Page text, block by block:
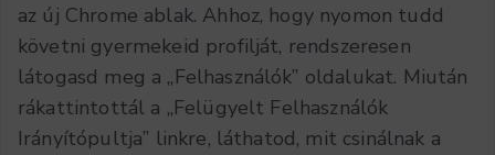
az új Chrome ablak. Ahhoz, hogy nyomon tudd
követni gyermekeid profilját, rendszeresen
látogasd meg a „Felhasználók” oldalukat. Miután
rákattintottál a „Felügyelt Felhasználók
Irányítópultja” linkre, láthatod, mit csinálnak a